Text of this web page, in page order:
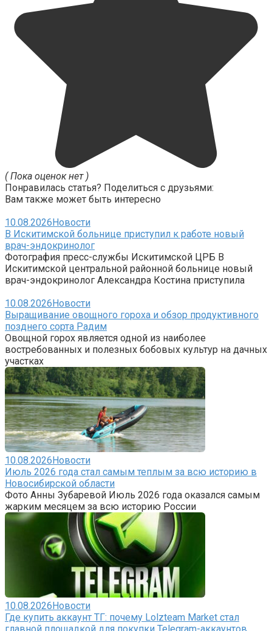
( Пока оценок нет )
Понравилась статья? Поделиться с друзьями:
Вам также может быть интересно
10.08.2026Новости
В Искитимской больнице приступил к работе новый
врач-эндокринолог
Фотография пресс-службы Искитимской ЦРБ В
Искитимской центральной районной больнице новый
врач-эндокринолог Александра Костина приступила
10.08.2026Новости
Выращивание овощного гороха и обзор продуктивного
позднего сорта Радим
Овощной горох является одной из наиболее
востребованных и полезных бобовых культур на дачных
участках
10.08.2026Новости
Июль 2026 года стал самым теплым за всю историю в
Новосибирской области
Фото Анны Зубаревой Июль 2026 года оказался самым
жарким месяцем за всю историю России
10.08.2026Новости
Где купить аккаунт ТГ: почему Lolzteam Market стал